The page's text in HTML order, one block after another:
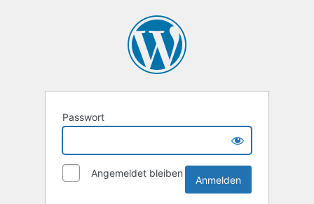
Passwort
Angemeldet bleiben